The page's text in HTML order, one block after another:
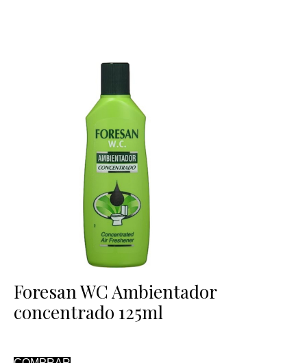
Foresan WC Ambientador
concentrado 125ml